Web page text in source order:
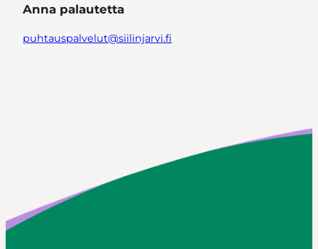
Anna palautetta
puhtauspalvelut@siilinjarvi.fi